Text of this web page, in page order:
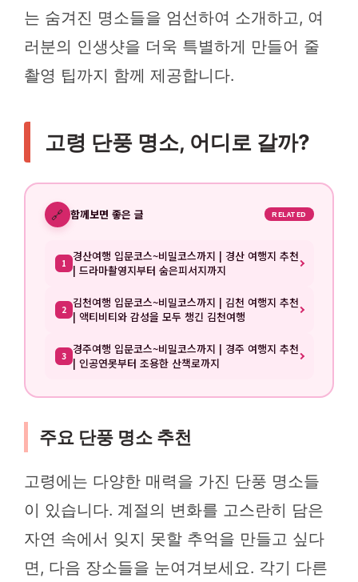
는 숨겨진 명소들을 엄선하여 소개하고, 여
러분의 인생샷을 더욱 특별하게 만들어 줄
촬영 팁까지 함께 제공합니다.
고령 단풍 명소, 어디로 갈까?
🔗 함께보면 좋은 글 RELATED
1 경산여행 입문코스~비밀코스까지 | 경산 여행지 추천
| 드라마촬영지부터 숨은피서지까지
2 김천여행 입문코스~비밀코스까지 | 김천 여행지 추천
| 액티비티와 감성을 모두 챙긴 김천여행
3 경주여행 입문코스~비밀코스까지 | 경주 여행지 추천
| 인공연못부터 조용한 산책로까지
주요 단풍 명소 추천
고령에는 다양한 매력을 가진 단풍 명소들
이 있습니다. 계절의 변화를 고스란히 담은
자연 속에서 잊지 못할 추억을 만들고 싶다
면, 다음 장소들을 눈여겨보세요. 각기 다른